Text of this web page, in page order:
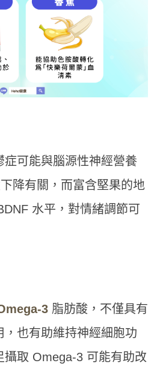
症可能與腦源性神經營養
降有關，而富含堅果的地
水平，對情緒調節可
3 脂肪酸，不僅具有
也有助維持神經細胞功
攝取 Omega-3 可能有助改